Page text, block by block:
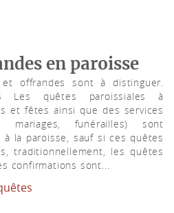
en paroisse
offrandes sont à distinguer.
Les quêtes paroissiales à
et fêtes ainsi que des services
mariages, funérailles) sont
la paroisse, sauf si ces quêtes
traditionnellement, les quêtes
confirmations sont...